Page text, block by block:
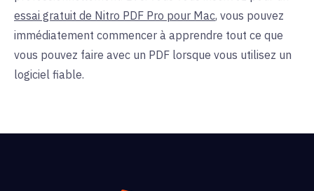
essai gratuit de Nitro PDF Pro pour Mac, vous pouvez
immédiatement commencer à apprendre tout ce que
vous pouvez faire avec un PDF lorsque vous utilisez un
logiciel fiable.